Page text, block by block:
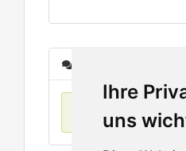
Ihre
uns
Keine Einträge